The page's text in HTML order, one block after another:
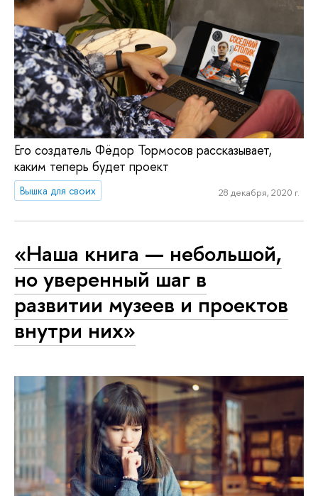
Его создатель Фёдор Тормосов рассказывает,
каким теперь будет проект
Вышка для своих 28 декабря, 2020 г.
«Наша книга — небольшой,
но уверенный шаг в
развитии музеев и проектов
внутри них»